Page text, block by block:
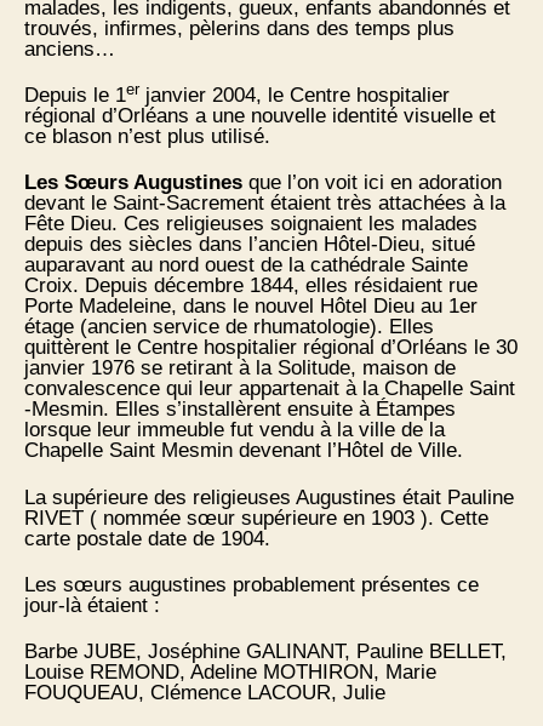
malades, les indigents, gueux, enfants abandonnés et
trouvés, infirmes, pèlerins dans des temps plus
anciens…
Depuis le 1er janvier 2004, le Centre hospitalier
régional d’Orléans a une nouvelle identité visuelle et
ce blason n’est plus utilisé.
Les Sœurs Augustines que l’on voit ici en adoration
devant le Saint-Sacrement étaient très attachées à la
Fête Dieu. Ces religieuses soignaient les malades
depuis des siècles dans l’ancien Hôtel-Dieu, situé
auparavant au nord ouest de la cathédrale Sainte
Croix. Depuis décembre 1844, elles résidaient rue
Porte Madeleine, dans le nouvel Hôtel Dieu au 1er
étage (ancien service de rhumatologie). Elles
quittèrent le Centre hospitalier régional d’Orléans le 30
janvier 1976 se retirant à la Solitude, maison de
convalescence qui leur appartenait à la Chapelle Saint
-Mesmin. Elles s’installèrent ensuite à Étampes
lorsque leur immeuble fut vendu à la ville de la
Chapelle Saint Mesmin devenant l’Hôtel de Ville.
La supérieure des religieuses Augustines était Pauline
RIVET ( nommée sœur supérieure en 1903 ). Cette
carte postale date de 1904.
Les sœurs augustines probablement présentes ce
jour-là étaient :
Barbe JUBE, Joséphine GALINANT, Pauline BELLET,
Louise REMOND, Adeline MOTHIRON, Marie
FOUQUEAU, Clémence LACOUR, Julie